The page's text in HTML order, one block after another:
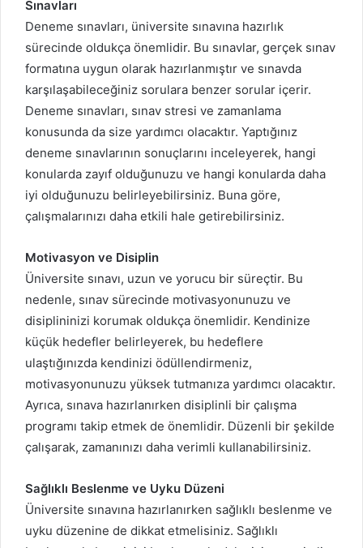
Sınavları
Deneme sınavları, üniversite sınavına hazırlık
sürecinde oldukça önemlidir. Bu sınavlar, gerçek sınav
formatına uygun olarak hazırlanmıştır ve sınavda
karşılaşabileceğiniz sorulara benzer sorular içerir.
Deneme sınavları, sınav stresi ve zamanlama
konusunda da size yardımcı olacaktır. Yaptığınız
deneme sınavlarının sonuçlarını inceleyerek, hangi
konularda zayıf olduğunuzu ve hangi konularda daha
iyi olduğunuzu belirleyebilirsiniz. Buna göre,
çalışmalarınızı daha etkili hale getirebilirsiniz.
Motivasyon ve Disiplin
Üniversite sınavı, uzun ve yorucu bir süreçtir. Bu
nedenle, sınav sürecinde motivasyonunuzu ve
disiplininizi korumak oldukça önemlidir. Kendinize
küçük hedefler belirleyerek, bu hedeflere
ulaştığınızda kendinizi ödüllendirmeniz,
motivasyonunuzu yüksek tutmanıza yardımcı olacaktır.
Ayrıca, sınava hazırlanırken disiplinli bir çalışma
programı takip etmek de önemlidir. Düzenli bir şekilde
çalışarak, zamanınızı daha verimli kullanabilirsiniz.
Sağlıklı Beslenme ve Uyku Düzeni
Üniversite sınavına hazırlanırken sağlıklı beslenme ve
uyku düzenine de dikkat etmelisiniz. Sağlıklı